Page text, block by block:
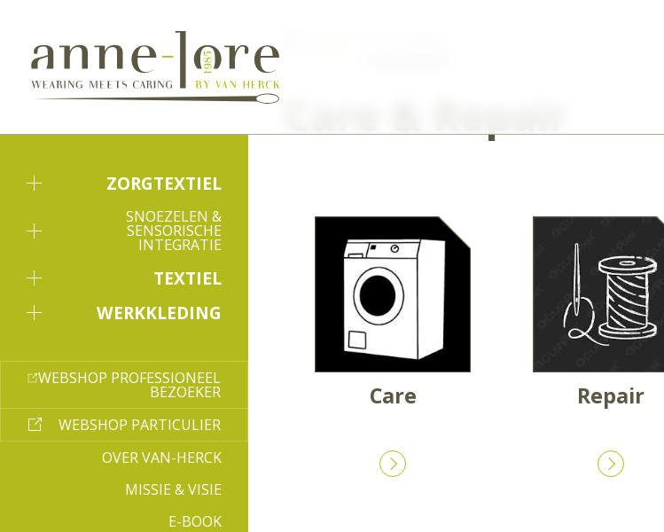
ZORGTEXTIEL
SNOEZELEN &
SENSORISCHE
INTEGRATIE
TEXTIEL
WERKKLEDING
WEBSHOP PROFESSIONEEL
BEZOEKER
WEBSHOP PARTICULIER
OVER VAN-HERCK
MISSIE & VISIE
E-BOOK
Care Repair